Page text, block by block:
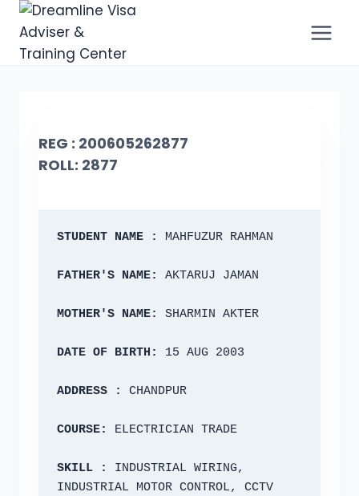
REG : 200605262877
ROLL: 2877
STUDENT NAME : MAHFUZUR RAHMAN
FATHER'S NAME: AKTARUJ JAMAN
MOTHER'S NAME: SHARMIN AKTER
DATE OF BIRTH: 15 AUG 2003
ADDRESS : CHANDPUR
COURSE: ELECTRICIAN TRADE
SKILL :
INDUSTRIAL WIRING,
INDUSTRIAL MOTOR CONTROL, CCTV